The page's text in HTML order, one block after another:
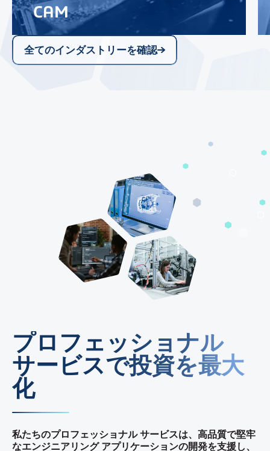
CAM
当社のSDKを活用することで、CAD設計か
ら製造現場まで、シームレスなコラボレー
ションサイクルを実現できます。CAM専用
に開発されたACISを含む当社のSDKは、製
全てのインダストリーを確認
プロフェッショナル
サービスで投資を最大
化
私たちのプロフェッショナル サービスは、高品質で堅牢
なエンジニアリング アプリケーションの開発を支援し、